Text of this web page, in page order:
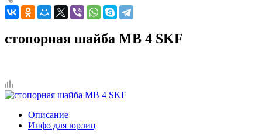
стопорная шайба MB 4 SKF
Описание
Инфо для юрлиц